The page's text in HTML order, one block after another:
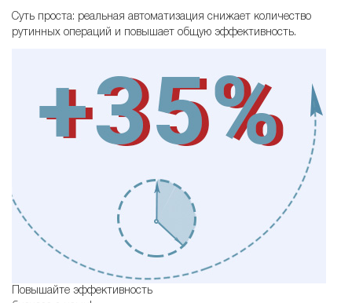
Суть проста: реальная автоматизация снижает количество
рутинных операций и повышает общую эффективность.
Повышайте эффективность